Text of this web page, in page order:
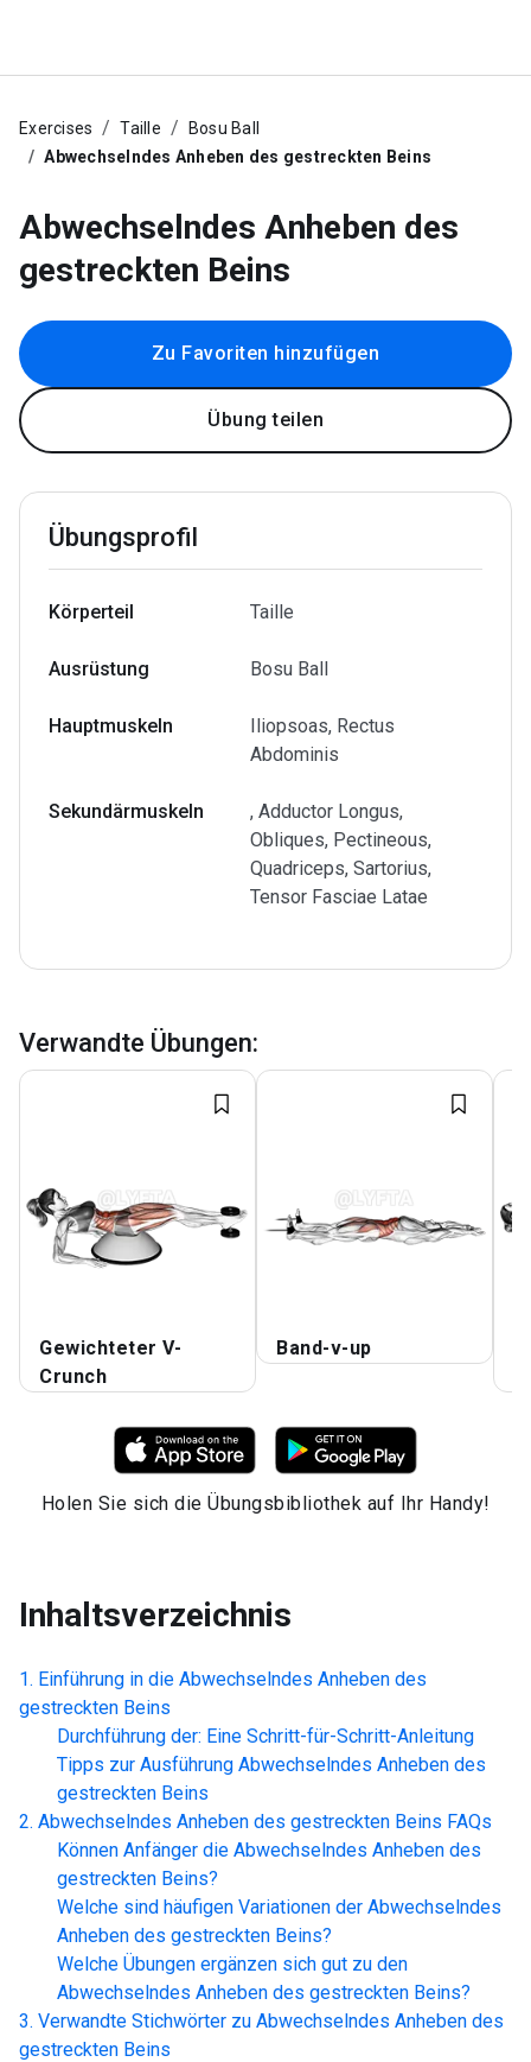
Exercises Taille
Bosu Ball
Abwechselndes Anheben des gestreckten Beins
Abwechselndes Anheben des
gestreckten Beins
Zu Favoriten hinzufügen
Übung teilen
Übungsprofil
Körperteil Taille
Ausrüstung Bosu Ball
Hauptmuskeln
Iliopsoas, Rectus
Abdominis
Sekundärmuskeln
, Adductor Longus,
Obliques, Pectineous,
Quadriceps, Sartorius,
Tensor Fasciae Latae
Verwandte Übungen:
Gewichteter V-
Crunch
Band-v-up
Holen Sie sich die Übungsbibliothek auf Ihr Handy!
Inhaltsverzeichnis
Einführung in die Abwechselndes Anheben des
gestreckten Beins
Durchführung der: Eine Schritt-für-Schritt-Anleitung
Tipps zur Ausführung Abwechselndes Anheben des
gestreckten Beins
Abwechselndes Anheben des gestreckten Beins FAQs
Können Anfänger die Abwechselndes Anheben des
gestreckten Beins?
Welche sind häufigen Variationen der Abwechselndes
Anheben des gestreckten Beins?
Welche Übungen ergänzen sich gut zu den
Abwechselndes Anheben des gestreckten Beins?
Verwandte Stichwörter zu Abwechselndes Anheben des
gestreckten Beins